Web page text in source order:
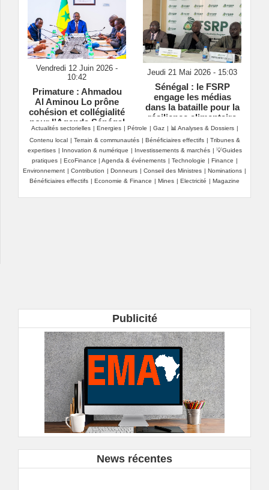
Vendredi 12 Juin 2026 -
10:42
Primature : Ahmadou
Al Aminou Lo prône
cohésion et collégialité
pour l’Agenda Sénégal
2050
Jeudi 21 Mai 2026 - 15:03
Sénégal : le FSRP
engage les médias
dans la bataille pour la
résilience alimentaire
Actualités sectorielles | Energies | Pétrole | Gaz | 📊 Analyses & Dossiers |
Contenu local | Terrain & communautés | Bénéficiaires effectifs | Tribunes &
expertises | Innovation & numérique | Investissements & marchés | 💡Guides
pratiques | EcoFinance | Agenda & événements | Technologie | Finance |
Environnement | Contribution | Donneurs | Conseil des Ministres | Nominations |
Bénéficiaires effectifs | Economie & Finance | Mines | Electricité | Magazine
Publicité
News récentes